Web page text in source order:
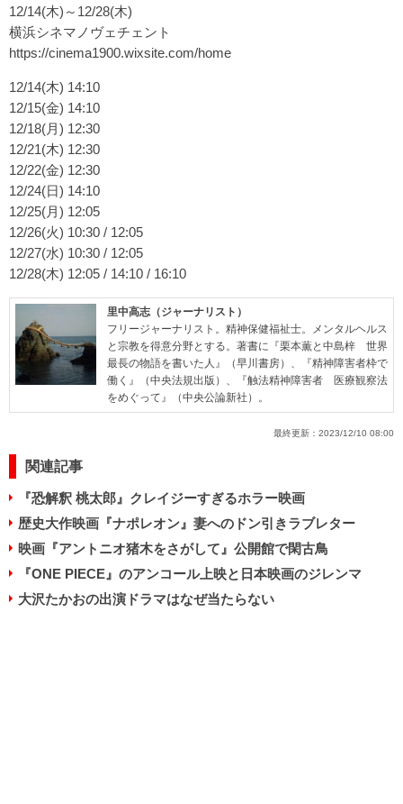
12/14(木)～12/28(木)
横浜シネマノヴェチェント
https://cinema1900.wixsite.com/home
12/14(木) 14:10
12/15(金) 14:10
12/18(月) 12:30
12/21(木) 12:30
12/22(金) 12:30
12/24(日) 14:10
12/25(月) 12:05
12/26(火) 10:30 / 12:05
12/27(水) 10:30 / 12:05
12/28(木) 12:05 / 14:10 / 16:10
里中高志（ジャーナリスト）
フリージャーナリスト。精神保健福祉士。メンタルヘルス
と宗教を得意分野とする。著書に『栗本薫と中島梓 世界
最長の物語を書いた人』（早川書房）、『精神障害者枠で
働く』（中央法規出版）、『触法精神障害者 医療観察法
をめぐって』（中央公論新社）。
最終更新： 2023/12/10 08:00
関連記事
『恐解釈 桃太郎』クレイジーすぎるホラー映画
歴史大作映画『ナポレオン』妻へのドン引きラブレター
映画『アントニオ猪木をさがして』公開館で閑古鳥
『ONE PIECE』のアンコール上映と日本映画のジレンマ
大沢たかおの出演ドラマはなぜ当たらない